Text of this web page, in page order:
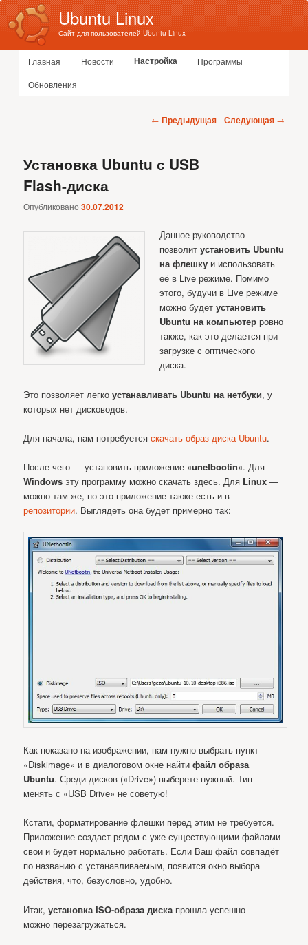
Ubuntu Linux
Сайт для пользователей Ubuntu Linux
Главное меню
Перейти к основному содержимому
Перейти к дополнительному содержимому
Главная Новости Настройка
Программы
Обновления
Навигация по записям
← Предыдущая Следующая →
Установка Ubuntu с USB
Flash-диска
Опубликовано 30.07.2012
Данное руководство
позволитустановить Ubuntu
на флешку и использовать
её в Live режиме. Помимо
этого, будучи в Live режиме
можно будетустановить
Ubuntu на компьютер ровно
также, как это делается при
загрузке с оптического
диска.
Это позволяет легкоустанавливать Ubuntu на нетбуки, у
которых нет дисководов.
Для начала, нам потребуетсяскачать образ диска Ubuntu.
После чего — установить приложение «unetbootin«. Для
Windows эту программу можно скачать здесь. Для Linux —
можно там же, но это приложение также есть и в
репозитории. Выглядеть она будет примерно так:
Как показано на изображении, нам нужно выбрать пункт
«Diskimage» и в диалоговом окне найтифайл образа
Ubuntu. Среди дисков («Drive») выберете нужный. Тип
менять с «USB Drive» не советую!
Кстати, форматирование флешки перед этим не требуется.
Приложение создаст рядом с уже существующими файлами
свои и будет нормально работать. Если Ваш файл совпадёт
по названию с устанавливаемым, появится окно выбора
действия, что, безусловно, удобно.
Итак,установка ISO-образа диска прошла успешно —
можно перезагружаться.